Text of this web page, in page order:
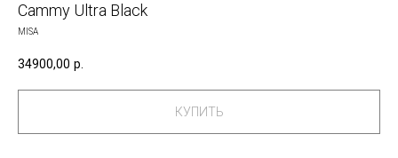
Cammy Ultra Black
MISA
34900,00 р.
КУПИТЬ